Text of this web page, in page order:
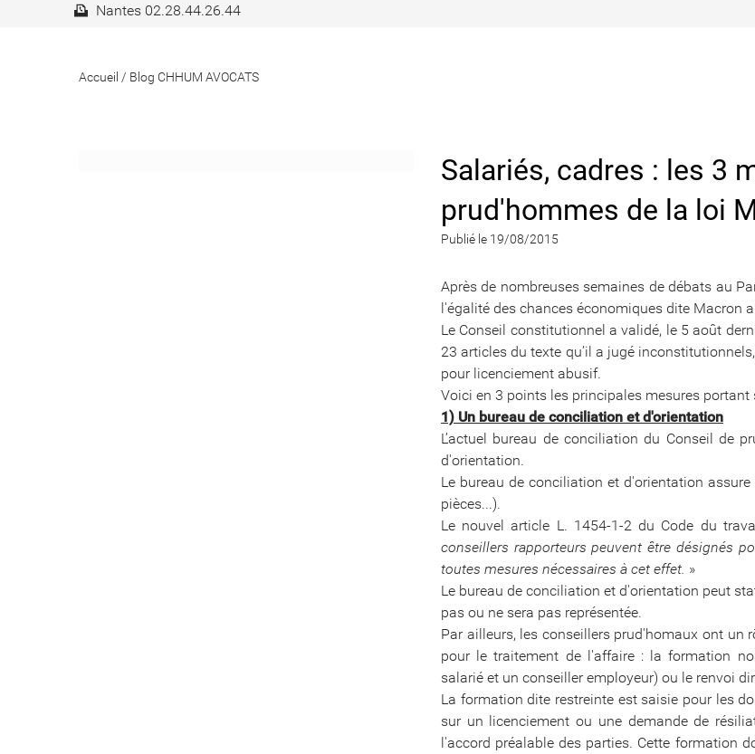
Nantes 02.28.44.26.44
Accueil / Blog CHHUM AVOCATS
Salariés, cadres : les 3
prud'hommes de la loi
Publié le 19/08/2015
Après de nombreuses semaines de débats au
l'égalité des chances économiques dite Macron
Le Conseil constitutionnel a validé, le 5 août
23 articles du texte qu’il a jugé
pour licenciement abusif.
Voici en 3 points les principales mesures
1) Un bureau de conciliation et d'orientation
L’actuel bureau de conciliation du Conseil de
d'orientation.
Le bureau de conciliation et d'orientation
pièces...).
Le nouvel article L. 1454-1-2 du Code du
conseillers rapporteurs peuvent être désignés
toutes mesures nécessaires à cet effet. »
Le bureau de conciliation et d'orientation peut
pas ou ne sera pas représentée.
Par ailleurs, les conseillers prud'homaux ont
pour le traitement de l'affaire : la formation
salarié et un conseiller employeur) ou le renvoi
La formation dite restreinte est saisie pour les
sur un licenciement ou une demande de
l'accord préalable des parties. Cette formation